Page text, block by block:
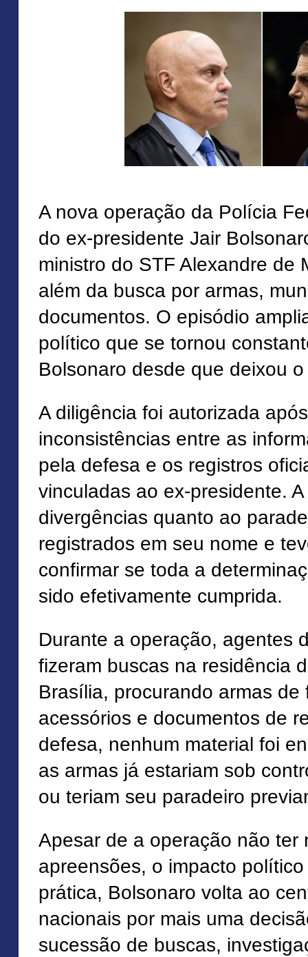
A nova operação da Polícia
do ex-presidente Jair
ministro do STF Alexandre de
além da busca por armas,
documentos. O episódio
político que se tornou
Bolsonaro desde que deixou
A diligência foi autorizada
inconsistências entre as
pela defesa e os registros
vinculadas ao ex-presidente.
divergências quanto ao
registrados em seu nome e
confirmar se toda a
sido efetivamente cumprida.
Durante a operação, agentes
fizeram buscas na residência
Brasília, procurando armas de
acessórios e documentos de
defesa, nenhum material foi
as armas já estariam sob
ou teriam seu paradeiro
Apesar de a operação não ter
apreensões, o impacto
prática, Bolsonaro volta ao
nacionais por mais uma
sucessão de buscas,